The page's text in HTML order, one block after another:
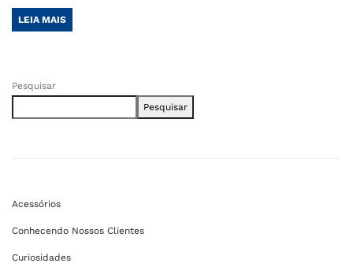
LEIA MAIS
Pesquisar
Pesquisar
Acessórios
Conhecendo Nossos Clientes
Curiosidades